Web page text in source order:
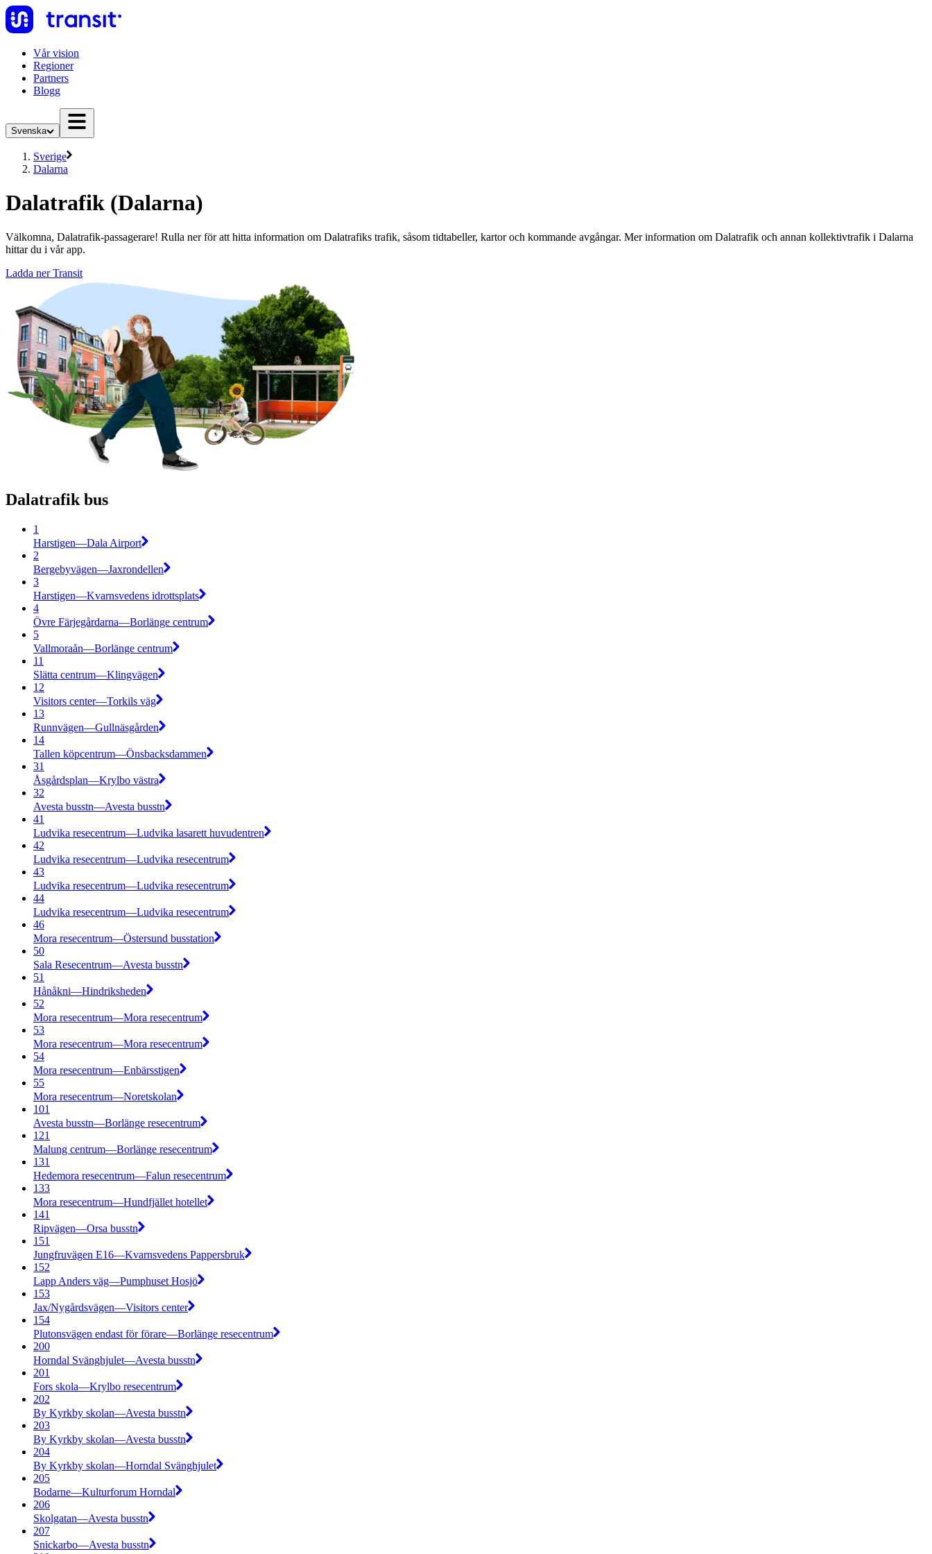
Vår vision
Regioner
Partners
Blogg
Svenska
Sverige
Dalarna
Dalatrafik (Dalarna)
Välkomna, Dalatrafik-passagerare! Rulla ner för att hitta information om Dalatrafiks trafik, såsom tidtabeller, kartor och kommande avgångar. Mer information om Dalatrafik och annan kollektivtrafik i Dalarna
hittar du i vår app.
Ladda ner Transit
Dalatrafik bus
1
Harstigen—Dala Airport
2
Bergebyvägen—Jaxrondellen
3
Harstigen—Kvarnsvedens idrottsplats
4
Övre Färjegårdarna—Borlänge centrum
5
Vallmoraån—Borlänge centrum
11
Slätta centrum—Klingvägen
12
Visitors center—Torkils väg
13
Runnvägen—Gullnäsgården
14
Tallen köpcentrum—Önsbacksdammen
31
Åsgårdsplan—Krylbo västra
32
Avesta busstn—Avesta busstn
41
Ludvika resecentrum—Ludvika lasarett huvudentren
42
Ludvika resecentrum—Ludvika resecentrum
43
Ludvika resecentrum—Ludvika resecentrum
44
Ludvika resecentrum—Ludvika resecentrum
46
Mora resecentrum—Östersund busstation
50
Sala Resecentrum—Avesta busstn
51
Hånåkni—Hindriksheden
52
Mora resecentrum—Mora resecentrum
53
Mora resecentrum—Mora resecentrum
54
Mora resecentrum—Enbärsstigen
55
Mora resecentrum—Noretskolan
101
Avesta busstn—Borlänge resecentrum
121
Malung centrum—Borlänge resecentrum
131
Hedemora resecentrum—Falun resecentrum
133
Mora resecentrum—Hundfjället hotellet
141
Ripvägen—Orsa busstn
151
Jungfruvägen E16—Kvarnsvedens Pappersbruk
152
Lapp Anders väg—Pumphuset Hosjö
153
Jax/Nygårdsvägen—Visitors center
154
Plutonsvägen endast för förare—Borlänge resecentrum
200
Horndal Svänghjulet—Avesta busstn
201
Fors skola—Krylbo resecentrum
202
By Kyrkby skolan—Avesta busstn
203
By Kyrkby skolan—Avesta busstn
204
By Kyrkby skolan—Horndal Svänghjulet
205
Bodarne—Kulturforum Horndal
206
Skolgatan—Avesta busstn
207
Snickarbo—Avesta busstn